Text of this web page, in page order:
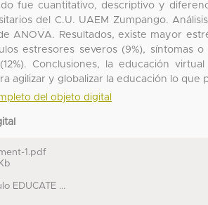
fue cuantitativo, descriptivo y
del C.U. UAEM Zumpango.
ANOVA. Resultados, existe mayor
estresores severos (9%), síntomas o
Conclusiones, la educación
agilizar y globalizar la educación lo que
del objeto digital
1.pdf
EDUCATE ...